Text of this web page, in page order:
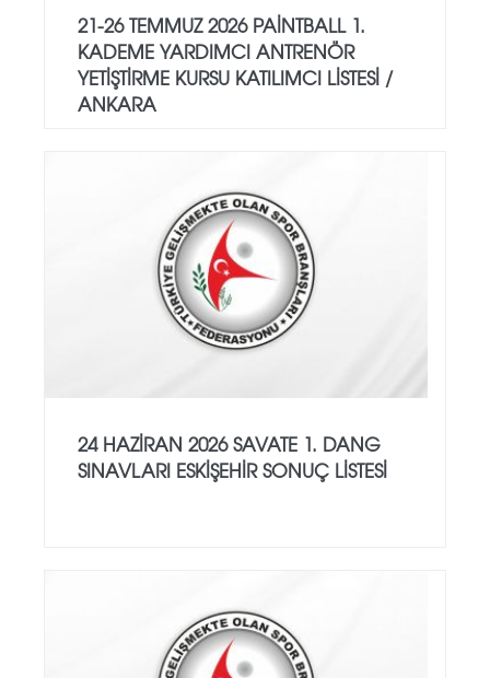
21-26 TEMMUZ 2026 PAİNTBALL 1.
KADEME YARDIMCI ANTRENÖR
YETİŞTİRME KURSU KATILIMCI LİSTESİ /
ANKARA
24 HAZİRAN 2026 SAVATE 1. DANG
SINAVLARI ESKİŞEHİR SONUÇ LİSTESİ